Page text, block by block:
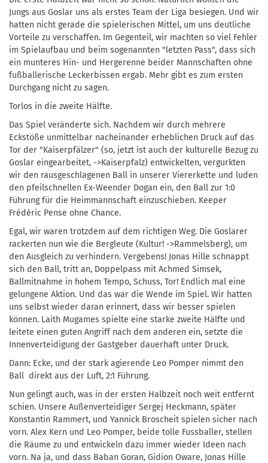
Jungs aus Goslar uns als erstes Team der Liga besiegen. Und wir
hatten nicht gerade die spielerischen Mittel, um uns deutliche
Vorteile zu verschaffen. Im Gegenteil, wir machten so viel Fehler
im Spielaufbau und beim sogenannten "letzten Pass", dass sich
ein munteres Hin- und Hergerenne beider Mannschaften ohne
fußballerische Leckerbissen ergab. Mehr gibt es zum ersten
Durchgang nicht zu sagen.
Torlos in die zweite Hälfte.
Das Spiel veränderte sich. Nachdem wir durch mehrere
Eckstöße unmittelbar nacheinander erheblichen Druck auf das
Tor der "Kaiserpfälzer" (so, jetzt ist auch der kulturelle Bezug zu
Goslar eingearbeitet, ->Kaiserpfalz) entwickelten, vergurkten
wir den rausgeschlagenen Ball in unserer Viererkette und luden
den pfeilschnellen Ex-Weender Dogan ein, den Ball zur 1:0
Führung für die Heimmannschaft einzuschieben. Keeper
Frédéric Pense ohne Chance.
Egal, wir waren trotzdem auf dem richtigen Weg. Die Goslarer
rackerten nun wie die Bergleute (Kultur! ->Rammelsberg), um
den Ausgleich zu verhindern. Vergebens! Jonas Hille schnappt
sich den Ball, tritt an, Doppelpass mit Achmed Simsek,
Ballmitnahme in hohem Tempo, Schuss, Tor! Endlich mal eine
gelungene Aktion. Und das war die Wende im Spiel. Wir hatten
uns selbst wieder daran erinnert, dass wir besser spielen
können. Laith Mugames spielte eine starke zweite Hälfte und
leitete einen guten Angriff nach dem anderen ein, setzte die
Innenverteidigung der Gastgeber dauerhaft unter Druck.
Dann: Ecke, und der stark agierende Leo Pomper nimmt den
Ball direkt aus der Luft, 2:1 Führung.
Nun gelingt auch, was in der ersten Halbzeit noch weit entfernt
schien. Unsere Außenverteidiger Sergej Heckmann, später
Konstantin Rammert, und Yannick Broscheit spielen sicher nach
vorn. Alex Kern und Leo Pomper, beide tolle Fussballer, stellen
die Räume zu und entwickeln dazu immer wieder Ideen nach
vorn. Na ja, und dass Baban Goran, Gidion Oware, Jonas Hille